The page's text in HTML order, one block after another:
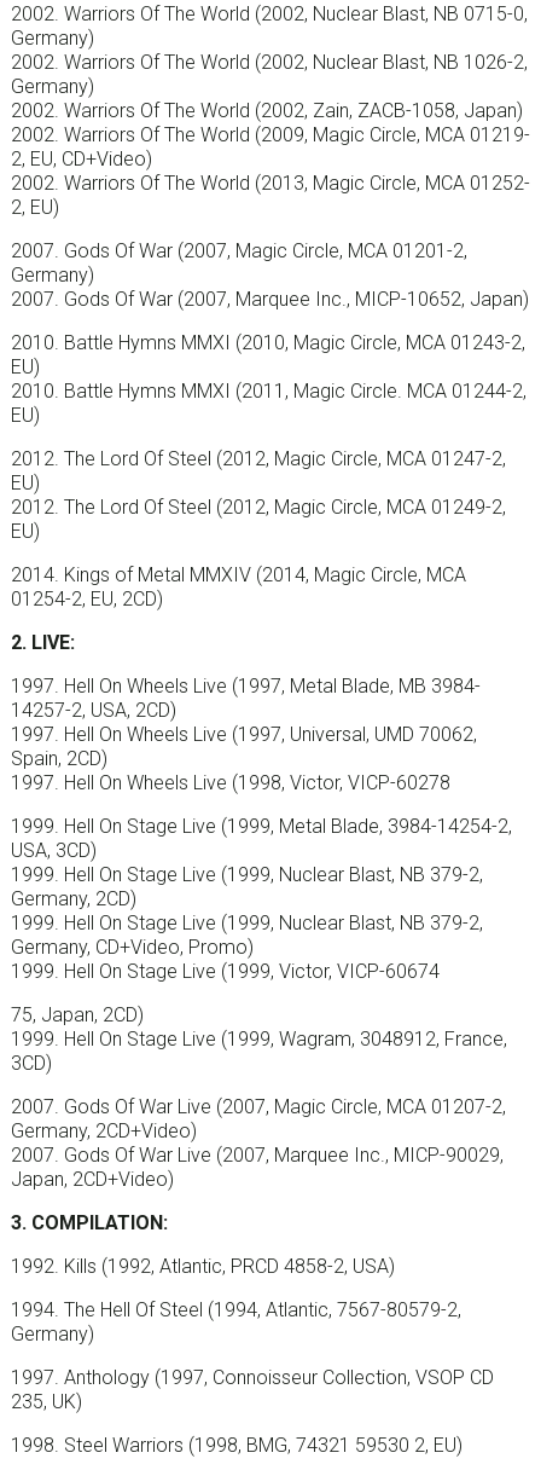
2002. Warriors Of The World (2002, Nuclear Blast, NB 0715-0,
Germany)
2002. Warriors Of The World (2002, Nuclear Blast, NB 1026-2,
Germany)
2002. Warriors Of The World (2002, Zain, ZACB-1058, Japan)
2002. Warriors Of The World (2009, Magic Circle, MCA 01219-
2, EU, CD+Video)
2002. Warriors Of The World (2013, Magic Circle, MCA 01252-
2, EU)
2007. Gods Of War (2007, Magic Circle, MCA 01201-2,
Germany)
2007. Gods Of War (2007, Marquee Inc., MICP-10652, Japan)
2010. Battle Hymns MMXI (2010, Magic Circle, MCA 01243-2,
EU)
2010. Battle Hymns MMXI (2011, Magic Circle. MCA 01244-2,
EU)
2012. The Lord Of Steel (2012, Magic Circle, MCA 01247-2,
EU)
2012. The Lord Of Steel (2012, Magic Circle, MCA 01249-2,
EU)
2014. Kings of Metal MMXIV (2014, Magic Circle, MCA
01254-2, EU, 2CD)
2. LIVE:
1997. Hell On Wheels Live (1997, Metal Blade, MB 3984-
14257-2, USA, 2CD)
1997. Hell On Wheels Live (1997, Universal, UMD 70062,
Spain, 2CD)
1997. Hell On Wheels Live (1998, Victor, VICP-60278
1999. Hell On Stage Live (1999, Metal Blade, 3984-14254-2,
USA, 3CD)
1999. Hell On Stage Live (1999, Nuclear Blast, NB 379-2,
Germany, 2CD)
1999. Hell On Stage Live (1999, Nuclear Blast, NB 379-2,
Germany, CD+Video, Promo)
1999. Hell On Stage Live (1999, Victor, VICP-60674
75, Japan, 2CD)
1999. Hell On Stage Live (1999, Wagram, 3048912, France,
3CD)
2007. Gods Of War Live (2007, Magic Circle, MCA 01207-2,
Germany, 2CD+Video)
2007. Gods Of War Live (2007, Marquee Inc., MICP-90029,
Japan, 2CD+Video)
3. COMPILATION:
1992. Kills (1992, Atlantic, PRCD 4858-2, USA)
1994. The Hell Of Steel (1994, Atlantic, 7567-80579-2,
Germany)
1997. Anthology (1997, Connoisseur Collection, VSOP CD
235, UK)
1998. Steel Warriors (1998, BMG, 74321 59530 2, EU)